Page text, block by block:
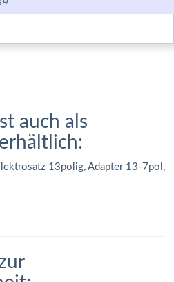
auch als
13polig, Adapter 13-7pol,